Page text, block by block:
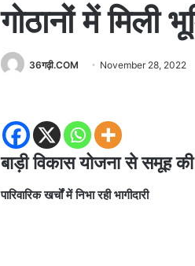
गोठानों में मिली
36गढ़ी.COM November 28, 2022
बाड़ी विकास योजना से समूह की
पारिवारिक खर्चों में निभा रही भागीदारी